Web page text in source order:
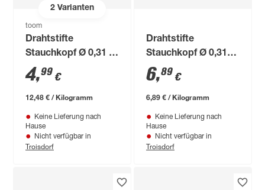
2Varianten
toom
Drahtstifte
Stauchkopf Ø 0,31 x
8 cm
4,99 €
12,48 € / Kilogramm
Keine Lieferung nach
Hause
Nicht verfügbar in
Troisdorf
Drahtstifte
Stauchkopf Ø 0,31
cm
6,89 €
6,89 € / Kilogramm
Keine Lieferung nach
Hause
Nicht verfügbar in
Troisdorf